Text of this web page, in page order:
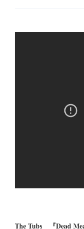
The Tubs 『Dead